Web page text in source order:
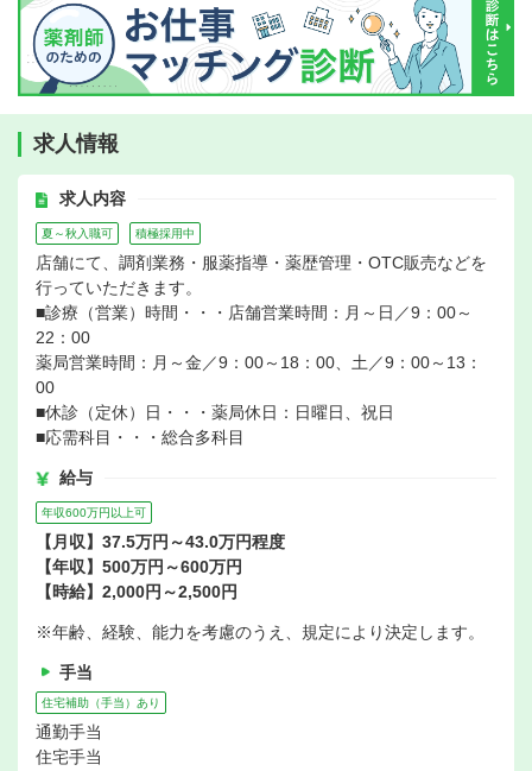
求人情報
求人内容
夏～秋入職可 積極採用中
店舗にて、調剤業務・服薬指導・薬歴管理・OTC販売などを
行っていただきます。
■診療（営業）時間・・・店舗営業時間：月～日／9：00～
22：00
薬局営業時間：月～金／9：00～18：00、土／9：00～13：
00
■休診（定休）日・・・薬局休日：日曜日、祝日
■応需科目・・・総合多科目
給与
年収600万円以上可
【月収】37.5万円～43.0万円程度
【年収】500万円～600万円
【時給】2,000円～2,500円
※年齢、経験、能力を考慮のうえ、規定により決定します。
手当
住宅補助（手当）あり
通勤手当
住宅手当